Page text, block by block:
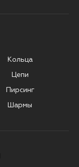
Кольца
Цепи
Пирсинг
Шармы